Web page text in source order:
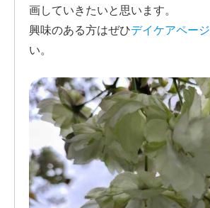
画していきたいと思います。
興味のある方はぜひデイケアページ
い。